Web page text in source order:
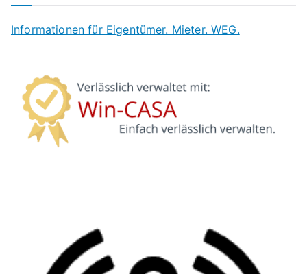
Informationen für Eigentümer. Mieter. WEG.